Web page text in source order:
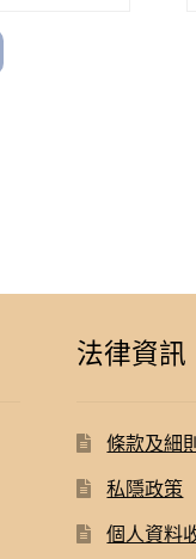
法律資訊
條款及細則
私隱政策
個人資料